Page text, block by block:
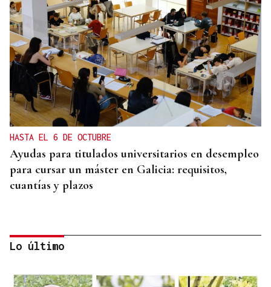
HASTA EL 6 DE OCTUBRE
Ayudas para titulados universitarios en desempleo
para cursar un máster en Galicia: requisitos,
cuantías y plazos
Lo último